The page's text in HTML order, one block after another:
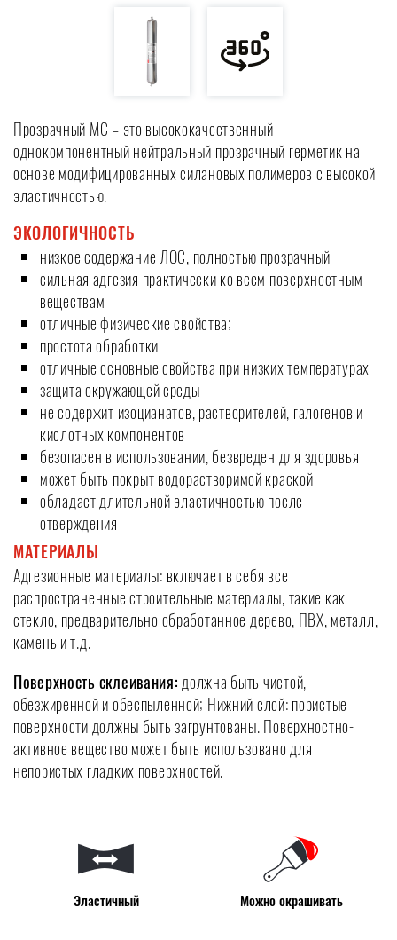
Прозрачный МС – это высококачественный
однокомпонентный нейтральный прозрачный герметик на
основе модифицированных силановых полимеров с высокой
эластичностью.
ЭКОЛОГИЧНОСТЬ
низкое содержание ЛОС, полностью прозрачный
сильная адгезия практически ко всем поверхностным
веществам
отличные физические свойства;
простота обработки
отличные основные свойства при низких температурах
защита окружающей среды
не содержит изоцианатов, растворителей, галогенов и
кислотных компонентов
безопасен в использовании, безвреден для здоровья
может быть покрыт водорастворимой краской
обладает длительной эластичностью после
отверждения
МАТЕРИАЛЫ
Адгезионные материалы: включает в себя все
распространенные строительные материалы, такие как
стекло, предварительно обработанное дерево, ПВХ, металл,
камень и т.д.
Поверхность склеивания: должна быть чистой,
обезжиренной и обеспыленной; Нижний слой: пористые
поверхности должны быть загрунтованы. Поверхностно-
активное вещество может быть использовано для
непористых гладких поверхностей.
Эластичный Можно окрашивать